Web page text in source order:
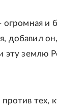
и
эту землю
тех,